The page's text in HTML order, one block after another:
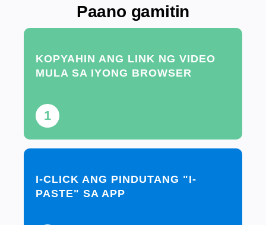
Paano gamitin
1
KOPYAHIN ANG LINK NG VIDEO
MULA SA IYONG BROWSER
I-CLICK ANG PINDUTANG "I-
PASTE" SA APP